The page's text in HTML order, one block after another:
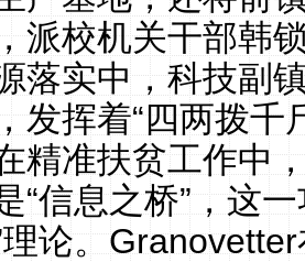
派校机关干部韩
落实中，科技副
发挥着“四两拨千
精准扶贫工作中
“信息之桥”，这
理论。Granovetter